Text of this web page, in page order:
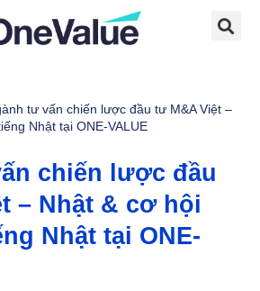
tư vấn chiến lược đầu tư M&A Việt –
Nhật tại ONE-VALUE
chiến lược đầu
– Nhật & cơ hội
Nhật tại ONE-